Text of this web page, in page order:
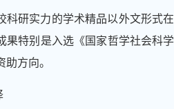
科研实力的学术精品以外文形式
果特别是入选《国家哲学社会科
方向。